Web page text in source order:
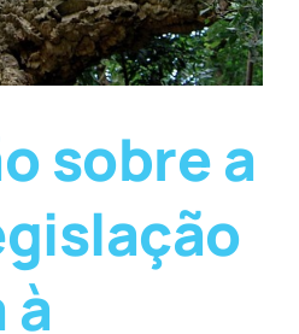
sobre a